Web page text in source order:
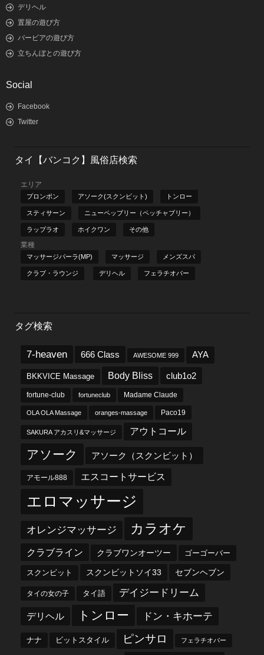
デリヘル
置屋の遊び方
バービアの遊び方
立ちんぼとの遊び方
Social
Facebook
Twitter
タイ【バンコク】風俗店検索
エリア
プロンポン アソーク(スクンビット) トンロー
スティサーン ニューペッブリー（ペッチャブリー）
ラップラオ ホイクワン その他
業種
マッサージパーラ(MP) マッサージ メンズスパ
クラブ・ラウンジ デリヘル フェラチオバー
タグ検索
7-heaven 666 Class AWESOME 999 AYA
BKKVICE Massage Body Bliss club1o2
fortune-club fortuneclub Madame Claude
OLA OLA Massage oranges-massage Paco19
SAKURA アカスリ&マッサージ アウトコール
アソーク アソーク（スクンビット）
アモール888 エスコートサービス
エロマッサージ
オレンジマッサージ カラオケ
クラブライン クラブワンオーツー ゴーゴーバー
スクンビット スクンビットソイ33 セブンヘブン
タイの女の子 タイ語 デイジードリーム
デリヘル トンロー ドン・キホーテ
ナナ ビットスタイル ピンサロ フェラチオバー